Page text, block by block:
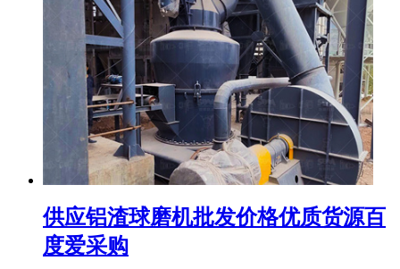
供应铝渣球磨机批发价格优质货源百
度爱采购